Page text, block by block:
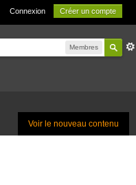
Connexion Créer un compte
Membres
Voir le nouveau contenu